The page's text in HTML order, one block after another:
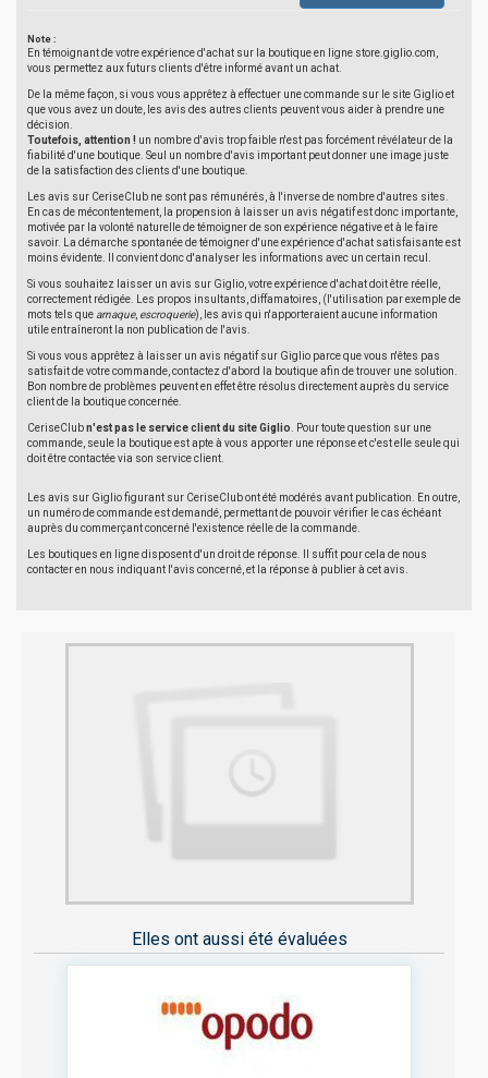
Note :
En témoignant de votre expérience d'achat sur la boutique en ligne store.giglio.com,
vous permettez aux futurs clients d'être informé avant un achat.
De la même façon, si vous vous apprêtez à effectuer une commande sur le site Giglio et
que vous avez un doute, les avis des autres clients peuvent vous aider à prendre une
décision.
Toutefois, attention ! un nombre d'avis trop faible n'est pas forcément révélateur de la
fiabilité d'une boutique. Seul un nombre d'avis important peut donner une image juste
de la satisfaction des clients d'une boutique.
Les avis sur CeriseClub ne sont pas rémunérés, à l'inverse de nombre d'autres sites.
En cas de mécontentement, la propension à laisser un avis négatif est donc importante,
motivée par la volonté naturelle de témoigner de son expérience négative et à le faire
savoir. La démarche spontanée de témoigner d'une expérience d'achat satisfaisante est
moins évidente. Il convient donc d'analyser les informations avec un certain recul.
Si vous souhaitez laisser un avis sur Giglio, votre expérience d'achat doit être réelle,
correctement rédigée. Les propos insultants, diffamatoires, (l'utilisation par exemple de
mots tels que arnaque, escroquerie), les avis qui n'apporteraient aucune information
utile entraîneront la non publication de l'avis.
Si vous vous apprêtez à laisser un avis négatif sur Giglio parce que vous n'êtes pas
satisfait de votre commande, contactez d'abord la boutique afin de trouver une solution.
Bon nombre de problèmes peuvent en effet être résolus directement auprès du service
client de la boutique concernée.
CeriseClubn'est pas le service client du site Giglio . Pour toute question sur une
commande, seule la boutique est apte à vous apporter une réponse et c'est elle seule qui
doit être contactée via son service client.
Les avis sur Giglio figurant sur CeriseClub ont été modérés avant publication. En outre,
un numéro de commande est demandé, permettant de pouvoir vérifier le cas échéant
auprès du commerçant concerné l'existence réelle de la commande.
Les boutiques en ligne disposent d'un droit de réponse. Il suffit pour cela de nous
contacter en nous indiquant l'avis concerné, et la réponse à publier à cet avis.
Elles ont aussi été évaluées